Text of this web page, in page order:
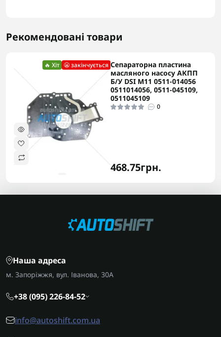
Рекомендовані товари
🔥 Хіт 😬 закінчується Сепараторна пластина
масляного насосу АКПП
Б/У DSI M11 0511-014056
0511014056, 0511-045109,
0511045109
0
468.75грн.
Наша адреса
м. Запоріжжя, вул. Іванова, 30А
+38 (095) 226-84-52
info@autoshift.com.ua